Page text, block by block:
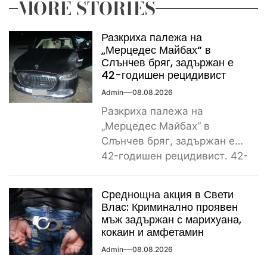
MORE STORIES
Разкриха палежа на
„Мерцедес Майбах“ в
Слънчев бряг, задържан е
42-годишен рецидивист
Admin 08.08.2026
Разкриха палежа на
„Мерцедес Майбах“ в
Слънчев бряг, задържан е
42-годишен рецидивист. 42-
ямболското...
Среднощна акция в Свети
Влас: Криминално проявен
мъж задържан с марихуана,
кокаин и амфетамин
Admin 08.08.2026